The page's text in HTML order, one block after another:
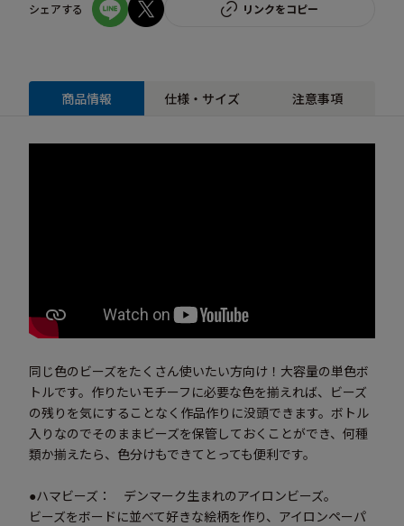
シェアする リンクをコピー
商品情報 仕様・サイズ 注意事項
同じ色のビーズをたくさん使いたい方向け！大容量の単色ボ
トルです。作りたいモチーフに必要な色を揃えれば、ビーズ
の残りを気にすることなく作品作りに没頭できます。ボトル
入りなのでそのままビーズを保管しておくことができ、何種
類か揃えたら、色分けもできてとっても便利です。
●ハマビーズ： デンマーク生まれのアイロンビーズ。
ビーズをボードに並べて好きな絵柄を作り、アイロンペーパ